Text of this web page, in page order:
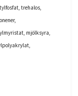
trehalos,
mjölksyra,